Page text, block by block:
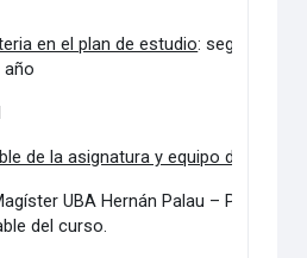
en el plan de estudio: según
año
de la asignatura y equipo docente
UBA Hernán Palau – Profesor
del curso.